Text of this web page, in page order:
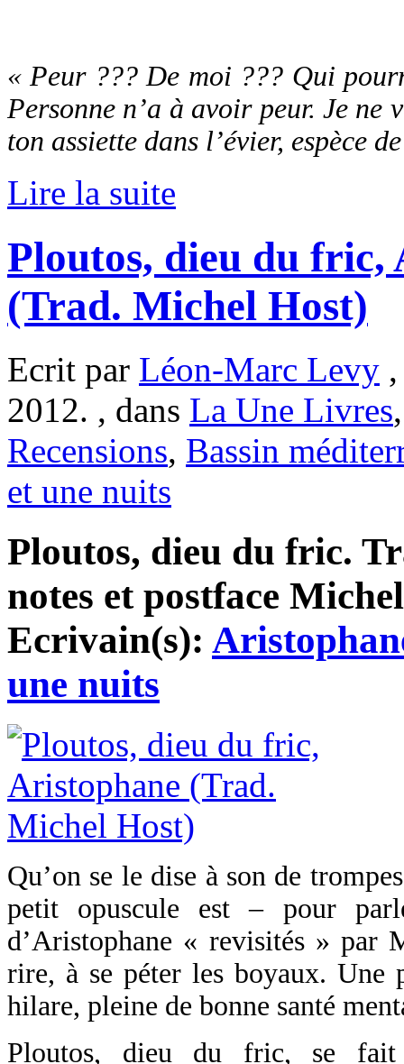
« Peur ??? De moi ??? Qui
Personne n’a à avoir peur. Je ne
ton assiette dans l’évier, espèce
Lire la suite
Ploutos, dieu du fric,
(Trad. Michel Host)
Ecrit par Léon-Marc Levy
2012. , dans La Une Livres
Recensions, Bassin
et une nuits
Ploutos, dieu du fric.
notes et postface
Ecrivain(s):
une nuits
Qu’on se le dise à son de
petit opuscule est – pour
d’Aristophane « revisités » par
rire, à se péter les boyaux. Une
hilare, pleine de bonne santé
Ploutos, dieu du fric, se fait